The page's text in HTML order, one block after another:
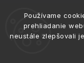
Používame
prehliadanie
neustále zlepšovali